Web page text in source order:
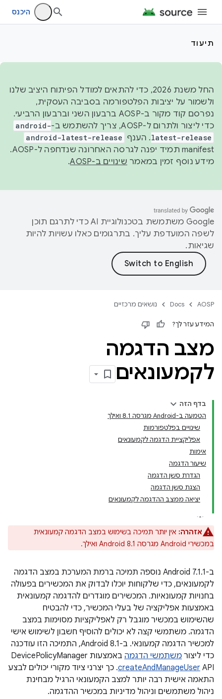
היכנס
תיעוד
החל משנת 2026, כדי להתאים למודל הפיתוח היציב שלנו
ולשמור על יציבות הפלטפורמה בסביבה העסקית,
נפרסם קוד מקור ב-AOSP ברבעון השני וברבעון הרביעי.
כדי ליצור ולתרום ל-AOSP, צריך להשתמש ב-
android-
latest-release. הענף android-latest-release
manifest תמיד יפנה לגרסה האחרונה שנדחפה ל-AOSP.
מידע נוסף זמין במאמר שינויים ב-AOSP .
‫Google משתמשת בטכנולוגיית AI כדי לתרגם תוכן
לשפה המועדפת עליך. בתרגומים כאלו עשויות להיות
שגיאות.
AOSP
Docs נושאים מרכזיים
המידע עזר לך?
מצב הדגמה
לקמעונאים
בדף הזה
הטמעה ב-Android מגרסה 8.1 ואילך
שינויים בפלטפורמות
אפליקציית הדגמה לקמעונאים
אימות
שיעור הדגמה
הגדרת סשן הדגמה
הצגת סשן הדגמה
יציאה ממצב ההדגמה לקמעונאים
אזהרה: אין יותר תמיכה בשימוש במצב הדגמה קמעונאית
במכשירי Android מגרסה Android 8.1 ואילך.
ב-Android 7.1.1 נוספה תמיכה ברמת המערכת במצב הדגמה
לקמעונאים, כדי שלקוחות יוכלו לבדוק את המכשירים בפעולה
בחנויות קמעונאיות. המכשירים מוגדרים להדגמה קמעונאית
באמצעות אפליקציה של בעלי המכשיר, כדי להבטיח
שהשימוש במכשיר מוגבל רק לאפליקציות מסוימות במצב
הדגמה. משתמשי קצה לא יכולים להוסיף חשבון לשימוש אישי
למכשיר הדגמה קמעונאי. ב-Android 8.1, התמיכה הזו עודכנה
כדי ליצור משתמשי הדגמה באמצעות DevicePolicyManager
createAndManageUserAPI. כך יצרני ציוד מקורי יכולים לבצע
התאמה אישית רבה יותר למצב הקמעונאי הרגיל מבחינת
ניהול משתמשים וניהול מדיניות במכשיר ההדגמה.